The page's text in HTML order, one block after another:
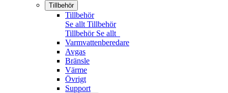
Tillbehör
Tillbehör
Se allt Tillbehör
Tillbehör Se allt
Varmvattenberedare
Avgas
Bränsle
Värme
Övrigt
Support